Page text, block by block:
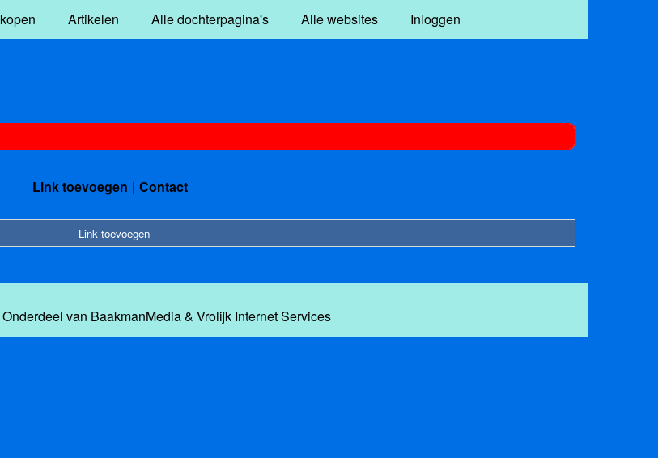
Artikelen Alle dochterpagina's Alle websites Inloggen
Link toevoegen Contact
Link toevoegen
van BaakmanMedia& Vrolijk Internet Services